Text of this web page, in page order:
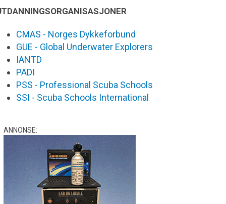
CMAS - Norges Dykkeforbund
GUE - Global Underwater Explorers
IANTD
PADI
PSS - Professional Scuba Schools
SSI - Scuba Schools International
ANNONSE: